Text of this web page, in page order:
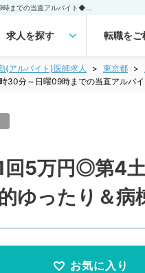
求人を探す 転職をご
(アルバイト)医師求人 東京都
30分～日曜09時までの当直アルバ
1回5万円◎第
ゆったり＆病
お気に入り